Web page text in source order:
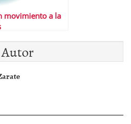
movimiento a la
Autor